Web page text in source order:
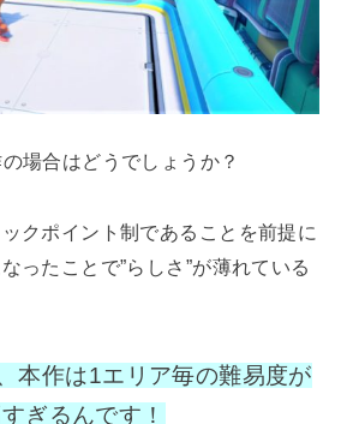
場合はどうでしょうか？
クポイント制であることを前提に
ったことで”らしさ”が薄れている
本作は1エリア毎の難易度が
ぎるんです！